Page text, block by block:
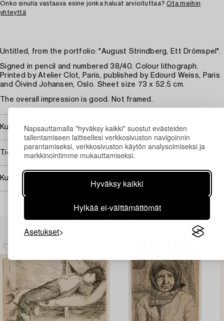
Napsauttamalla "hyväksy kaikki" suostut evästeiden
tallentamiseen laitteellesi verkkosivuston navigoinnin
parantamiseksi, verkkosivuston käytön analysoimiseksi ja
markkinointimme mukauttamiseksi.
Hyväksy kaikki
Hylkää ei-välttämättömät
Asetukset
Onko sinulla vastaava esine jonka haluat arvioituttaa? Ota meihin
yhteyttä
Untitled, from the portfolio: "August Strindberg, Ett Drömspel".
Signed in pencil and numbered 38/40. Colour lithograph.
Printed by Atelier Clot, Paris, published by Edourd Weiss, Paris
and Öivind Johansen, Oslo. Sheet size 73 x 52.5 cm.
The overall impression is good. Not framed.
Kuuluu jälleenmyyntikorvauksen piiriin
Tietoa ostamisesta
Kuvan käyttöoikeudet
Muiden katsomia kohteita